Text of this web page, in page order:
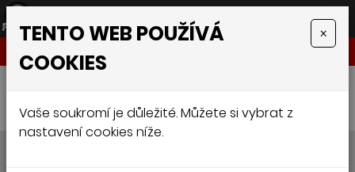
BFGOODRICH ALL TERRAIN T/A KO2 255/55 R18 109R
TENTO WEB POUŽÍVÁ
COOKIES
×
Vaše soukromí je důležité. Můžete si vybrat z
nastavení cookies níže.